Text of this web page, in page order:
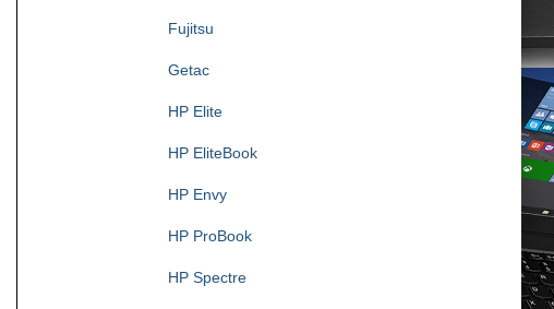
Fujitsu
Getac
HP Elite
HP EliteBook
HP Envy
HP ProBook
HP Spectre